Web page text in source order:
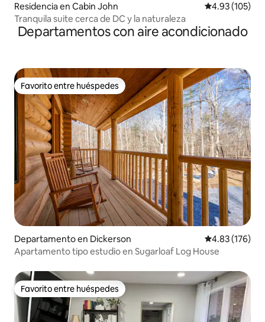
Residencia en Cabin John Calificación
4.93 (105)
Tranquila suite cerca de DC y la naturaleza
Departamentos con aire acondicionado
Favorito entre huéspedes
Favorito entre huéspedes
Departamento en Dickerson Calificación
4.83 (176)
Apartamento tipo estudio en Sugarloaf Log House
Favorito entre huéspedes
Favorito entre huéspedes